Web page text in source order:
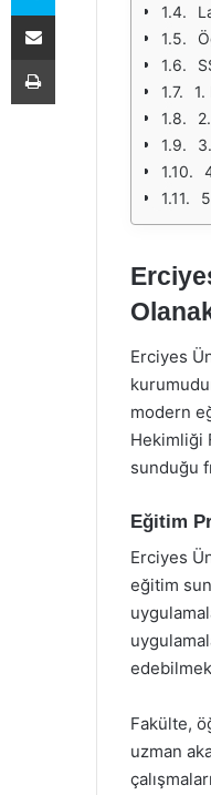
1.
Erciyes
modern
Hekimliği
sunduğu
Eğitim
Erciyes
eğitim
Fakülte,
uzman
E-Posta ile paylaş